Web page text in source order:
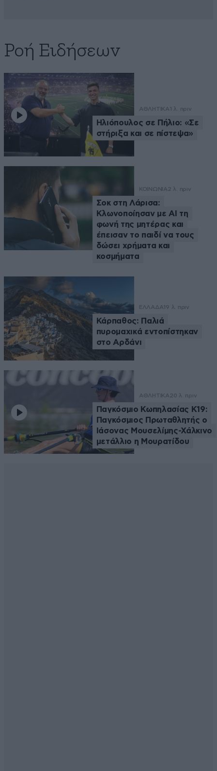
Ροή Ειδήσεων
ΑΘΛΗΤΙΚΑ 1 λ. πριν
Ηλιόπουλος σε Πήλιο: «Σε
στήριξα και σε πίστεψα»
ΚΟΙΝΩΝΙΑ2 λ. πριν
Σοκ στη Λάρισα:
Κλωνοποίησαν με AI τη
φωνή της μητέρας και
έπεισαν το παιδί να τους
δώσει χρήματα και
κοσμήματα
ΕΛΛΑΔΑ 19 λ. πριν
Κάρπαθος: Παλιά
πυρομαχικά εντοπίστηκαν
στο Αρδάνι
ΑΘΛΗΤΙΚΑ 20 λ. πριν
Παγκόσμιο Κωπηλασίας Κ19:
Παγκόσμιος Πρωταθλητής ο
Ιάσονας Μουσελίμης-Χάλκινο
μετάλλιο η Μουρατίδου